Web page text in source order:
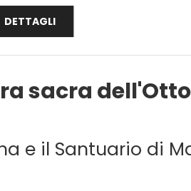
DETTAGLI
sacra
e il Santuario di